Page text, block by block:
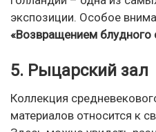
экспозиции. Особое
«Возвращением блудного
5. Рыцарский зал
Коллекция
материалов относится к